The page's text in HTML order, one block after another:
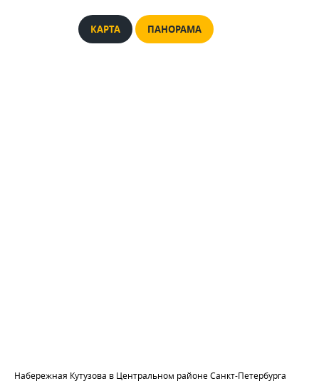
КАРТА ПАНОРАМА
Набережная Кутузова в Центральном районе Санкт-Петербурга